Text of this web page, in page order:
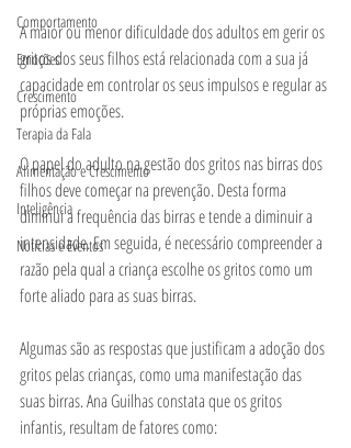
Comportamento
Emoções
Crescimento
Terapia da Fala
Alimentação e Crescimento
Inteligência
Notícias e Eventos
A maior ou menor dificuldade dos adultos em gerir os
gritos dos seus filhos está relacionada com a sua já
capacidade em controlar os seus impulsos e regular as
próprias emoções.
O papel do adulto na gestão dos gritos nas birras dos
filhos deve começar na prevenção. Desta forma
diminui a frequência das birras e tende a diminuir a
intensidade. Em seguida, é necessário compreender a
razão pela qual a criança escolhe os gritos como um
forte aliado para as suas birras.
Algumas são as respostas que justificam a adoção dos
gritos pelas crianças, como uma manifestação das
suas birras. Ana Guilhas constata que os gritos
infantis, resultam de fatores como: